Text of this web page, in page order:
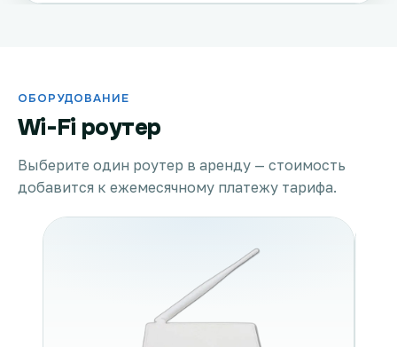
ОБОРУДОВАНИЕ
Wi-Fi роутер
Выберите один роутер в аренду — стоимость
добавится к ежемесячному платежу тарифа.